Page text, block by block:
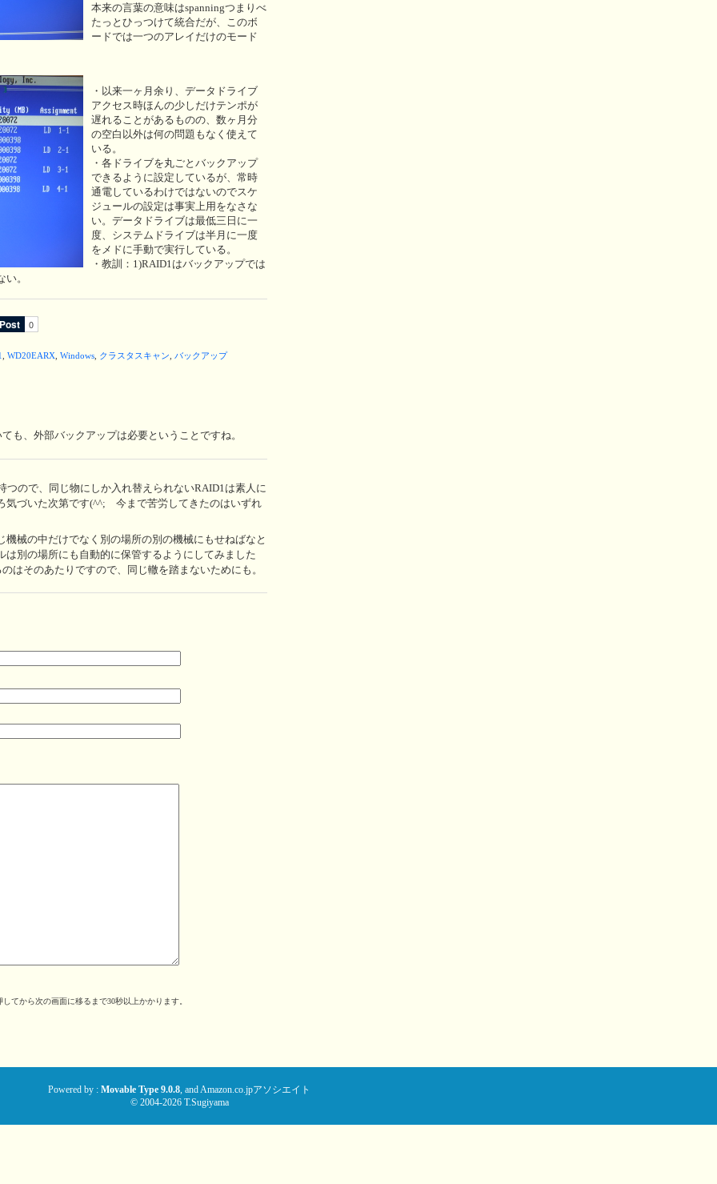
本来の言葉の意味はspanningつまりべ
たっとひっつけて統合だが、このボ
ードでは一つのアレイだけのモード
・以来一ヶ月余り、データドライブ
アクセス時ほんの少しだけテンポが
遅れることがあるものの、数ヶ月分
の空白以外は何の問題もなく使えて
いる。
・各ドライブを丸ごとバックアップ
できるように設定しているが、常時
通電しているわけではないのでスケ
ジュールの設定は事実上用をなさな
い。データドライブは最低三日に一
度、システムドライブは半月に一度
をメドに手動で実行している。
・教訓：1)RAID1はバックアップでは
。
WD20EARX, Windows, クラスタスキャン バックアップ
も、外部バックアップは必要ということですね。
つので、同じ物にしか入れ替えられないRAID1は素人に
気づいた次第です(^^; 今まで苦労してきたのはいずれ
械の中だけでなく別の場所の別の機械にもせねばなと
別の場所にも自動的に保管するようにしてみました
はそのあたりですので、同じ轍を踏まないためにも。
てから次の画面に移るまで30秒以上かかります。
Powered by : Movable Type 9.0.8, andAmazon.co.jpアソシエイト
© 2004-2026 T.Sugiyama